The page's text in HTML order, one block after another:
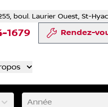
Rendez-
1679
TiktokLinkedIn
compte Instagram
boul. Laurier Ouest, St-
Année